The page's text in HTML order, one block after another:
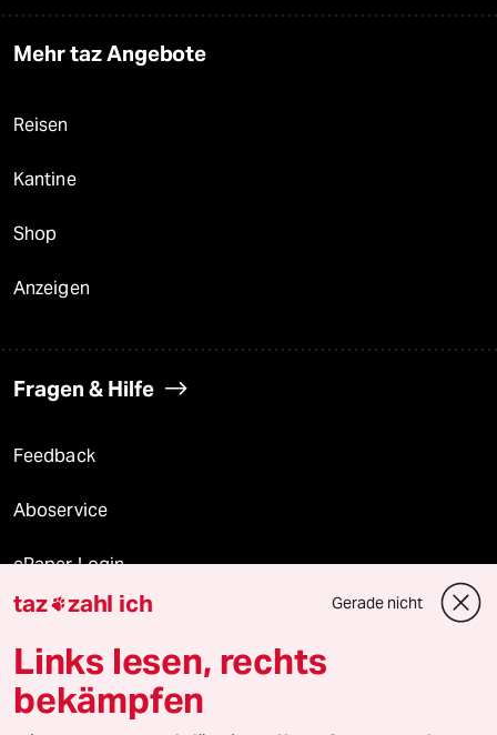
Mehr taz Angebote
Reisen
Kantine
Shop
Anzeigen
Fragen & Hilfe
Feedback
Aboservice
ePaper Login
Downloads für Abonnierende
© 2026 taz Verlags und Vertriebs GmbH
taz zahl ich Gerade nicht
Links lesen, rechts
bekämpfen